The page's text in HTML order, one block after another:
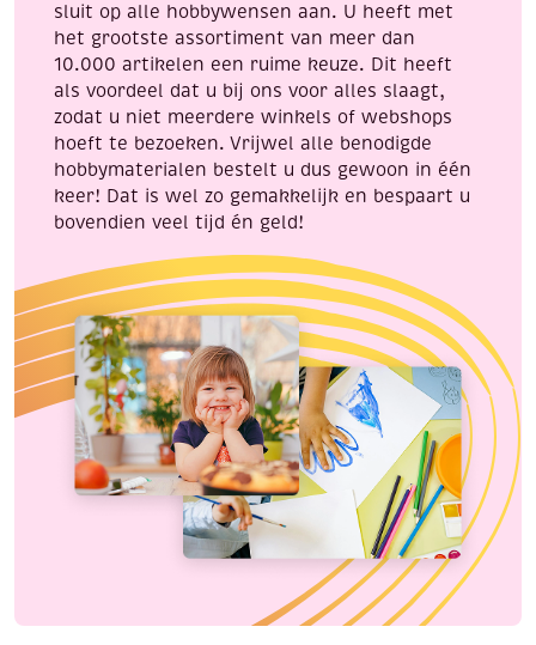
sluit op alle hobbywensen aan. U heeft met
het grootste assortiment van meer dan
10.000 artikelen een ruime keuze. Dit heeft
als voordeel dat u bij ons voor alles slaagt,
zodat u niet meerdere winkels of webshops
hoeft te bezoeken. Vrijwel alle benodigde
hobbymaterialen bestelt u dus gewoon in één
keer! Dat is wel zo gemakkelijk en bespaart u
bovendien veel tijd én geld!